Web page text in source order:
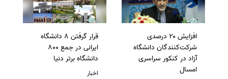
افزایش ۲۰ درصدی
شرکت‌کنندگان دانشگاه
آزاد در کنکور سراسری
امسال
قرار گرفتن 8 دانشگاه
ایرانی در جمع 800
دانشگاه برتر دنیا
اخبار